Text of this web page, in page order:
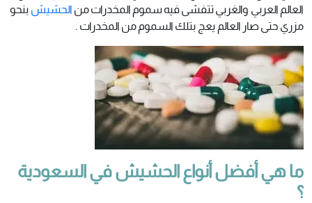
العالم العربي والغربي تتفشى فيه سموم المخدرات من الحشيش بنحو
مزري حتى صار العالم يعج بتلك السموم من المخدرات .
ما هي أفضل أنواع الحشيش في السعودية
؟